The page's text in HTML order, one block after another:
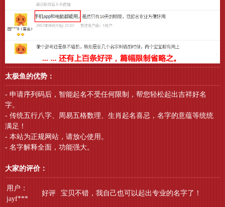
太极鱼的优势：
- 申请序列码后，智能起名不受任何限制，帮您轻松起出吉祥好名
字。
- 传统五行八字、周易五格数理、生肖起名喜忌，名字的意蕴等统统
满足！
- 本站为正规网站，请放心使用。
- 名字解释全面，功能强大。
大家的评价：
用户：
jayf***
好评 宝贝不错，我自己也可以起出专业的名字了！